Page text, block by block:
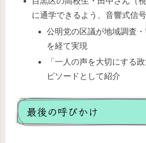
に通学できるよう、音響式信
公明党の区議が地域調査
を経て実現
「一人の声を大切にする
ピソードとして紹介
最後の呼びかけ